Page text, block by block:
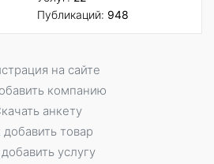
Публикаций: 948
на сайте
компанию
анкету
добавить товар
услугу